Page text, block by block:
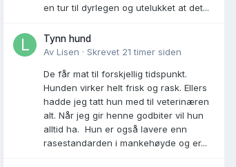
en tur til dyrlegen og utelukket at det...
Tynn hund
Av Lisen · Skrevet 21 timer siden
De får mat til forskjellig tidspunkt.
Hunden virker helt frisk og rask. Ellers
hadde jeg tatt hun med til veterinæren
alt. Når jeg gir henne godbiter vil hun
alltid ha. Hun er også lavere enn
rasestandarden i mankehøyde og er...